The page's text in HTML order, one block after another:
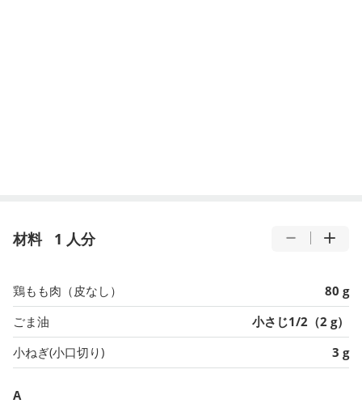
材料 1 人分
鶏もも肉（皮なし）
80 g
ごま油
小さじ1/2（2 g）
小ねぎ(小口切り)
3 g
A